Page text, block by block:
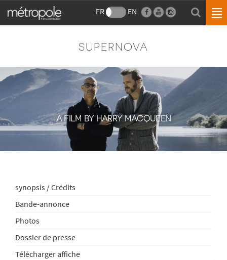
FR EN
SUPERNOVA
A FILM BY HARRY MACQUEEN
synopsis / Crédits
Bande-annonce
Photos
Dossier de presse
Télécharger affiche